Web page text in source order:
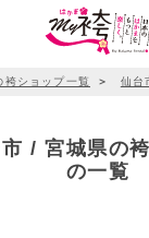
袴ショップ一覧 ＞ 仙台
/ 宮城県の
の一覧